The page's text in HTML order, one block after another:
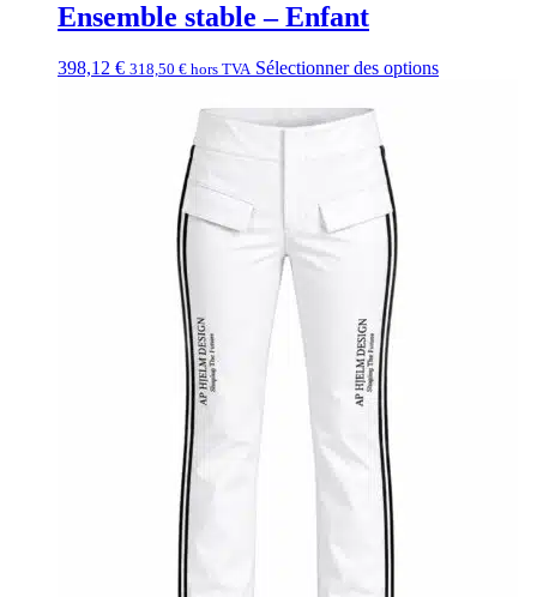
Ensemble stable – Enfant
398,12 € 318,50 € hors TVA Sélectionner des options